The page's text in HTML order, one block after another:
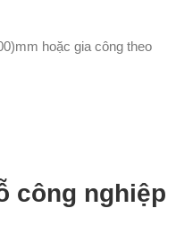
hoặc gia công theo
công nghiệp